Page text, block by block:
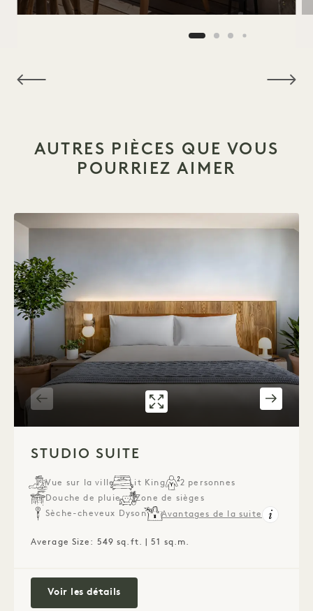
AUTRES PIÈCES QUE VOUS
POURRIEZ AIMER
GALERIE 538 STUDIO SUITE
STUDIO SUITE
Vue sur la ville Lit King
2 personnes
Douche de pluie
Zone de sièges
Sèche-cheveux Dyson
Avantages de la suite
Average Size: 549 sq.ft. | 51 sq.m.
Voir les détailsSuite Studio